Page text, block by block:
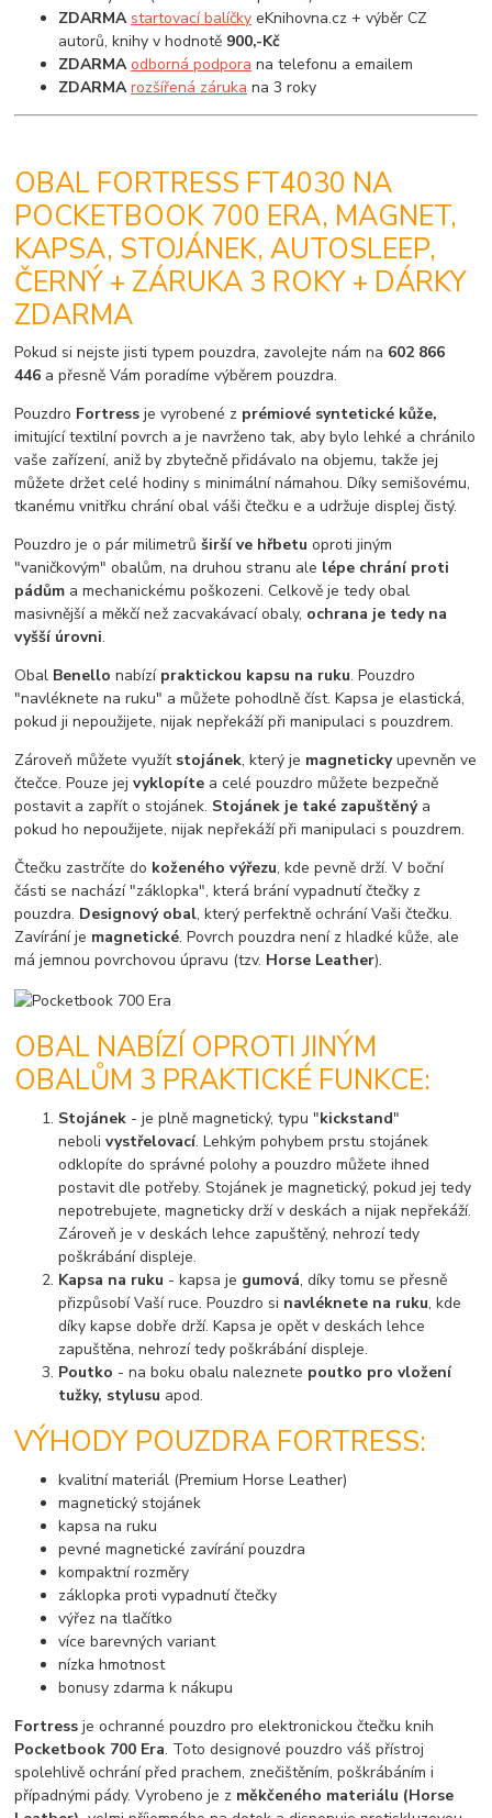
ZDARMA startovací balíčky eKnihovna.cz + výběr CZ
autorů, knihy v hodnotě 900,-Kč
ZDARMA odborná podpora na telefonu a emailem
ZDARMA rozšířená záruka na 3 roky
OBAL FORTRESS FT4030 NA
POCKETBOOK 700 ERA, MAGNET,
KAPSA, STOJÁNEK, AUTOSLEEP,
ČERNÝ + ZÁRUKA 3 ROKY + DÁRKY
ZDARMA
Pokud si nejste jisti typem pouzdra, zavolejte nám na 602 866
446 a přesně Vám poradíme výběrem pouzdra.
Pouzdro Fortressje vyrobené z prémiové syntetické kůže,
imitující textilní povrch a je navrženo tak, aby bylo lehké a chránilo
vaše zařízení, aniž by zbytečně přidávalo na objemu, takže jej
můžete držet celé hodiny s minimální námahou. Díky semišovému,
tkanému vnitřku chrání obal váši čtečku e a udržuje displej čistý.
Pouzdro je o pár milimetrůširší ve hřbetu oproti jiným
"vaničkovým" obalům, na druhou stranu ale lépe chrání proti
pádům a mechanickému poškozeni. Celkově je tedy obal
masivnější a měkčí než zacvakávací obaly, ochrana je tedy na
vyšší úrovni.
Obal Benellonabízí praktickou kapsu na ruku. Pouzdro
"navléknete na ruku" a můžete pohodlně číst. Kapsa je elastická,
pokud ji nepoužijete, nijak nepřekáží při manipulaci s pouzdrem.
Zároveň můžete využít stojánek, který je magnetickyupevněn ve
čtečce. Pouze jejvyklopíte a celé pouzdro můžete bezpečně
postavit a zapřít o stojánek. Stojánek je také zapuštěnýa
pokud ho nepoužijete, nijak nepřekáží při manipulaci s pouzdrem.
Čtečku zastrčíte do koženého výřezu, kde pevně drží. V boční
části se nachází "záklopka", která brání vypadnutí čtečky z
pouzdra. Designový obal, který perfektně ochrání Vaši čtečku.
Zavírání je magnetické. Povrch pouzdra není z hladké kůže, ale
má jemnou povrchovou úpravu (tzv. Horse Leather).
OBAL NABÍZÍ OPROTI JINÝM
OBALŮM 3 PRAKTICKÉ FUNKCE:
Stojánek - je plně magnetický, typu "kickstand"
nebolivystřelovací. Lehkým pohybem prstu stojánek
odklopíte do správné polohy a pouzdro můžete ihned
postavit dle potřeby. Stojánek je magnetický, pokud jej tedy
nepotrebujete, magneticky drží v deskách a nijak nepřekáží.
Zároveň je v deskách lehce zapuštěný, nehrozí tedy
poškrábání displeje.
Kapsa na ruku - kapsa je gumová, díky tomu se přesně
přizpůsobí Vaší ruce. Pouzdro si navléknete na ruku, kde
díky kapse dobře drží. Kapsa je opět v deskách lehce
zapuštěna, nehrozí tedy poškrábání displeje.
Poutko - na boku obalu naleznete poutko pro vložení
tužky, stylusu apod.
VÝHODY POUZDRA FORTRESS:
kvalitní materiál (Premium Horse Leather)
magnetický stojánek
kapsa na ruku
pevné magnetické zavírání pouzdra
kompaktní rozměry
záklopka proti vypadnutí čtečky
výřez na tlačítko
více barevných variant
nízka hmotnost
bonusy zdarma k nákupu
Fortress je ochranné pouzdro pro elektronickou čtečku knih
Pocketbook 700 Era. Toto designové pouzdro váš přístroj
spolehlivě ochrání před prachem, znečištěním, poškrábáním i
případnými pády. Vyrobeno je z měkčeného materiálu (Horse